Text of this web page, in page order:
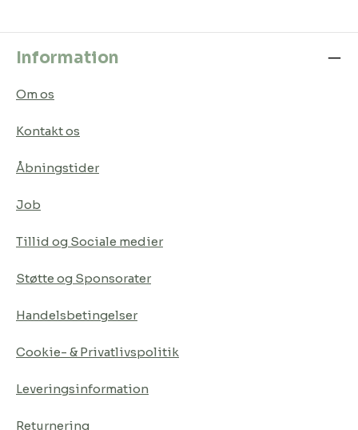
Information
Om os
Kontakt os
Åbningstider
Job
Tillid og Sociale medier
Støtte og Sponsorater
Handelsbetingelser
Cookie- & Privatlivspolitik
Leveringsinformation
Returnering